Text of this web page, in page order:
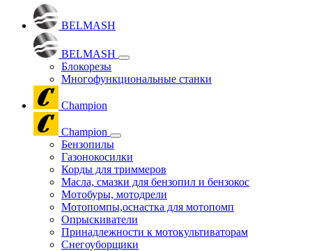
BELMASH
BELMASH
Блокорезы
Многофункциональные станки
Champion
Champion
Бензопилы
Газонокосилки
Корды для триммеров
Масла, смазки для бензопил и бензокос
Мотобуры, мотодрели
Мотопомпы,оснастка для мотопомп
Опрыскиватели
Принадлежности к мотокультиваторам
Снегоуборщики